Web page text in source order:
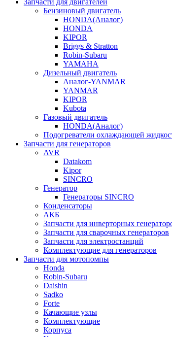
Запчасти для двигателей
Бензиновый двигатель
HONDA(Aналог)
HONDA
KIPOR
Briggs & Stratton
Robin-Subaru
YAMAHA
Дизельный двигатель
Аналог-YANMAR
YANMAR
KIPOR
Kubota
Газовый двигатель
HONDA(Aналог)
Подогреватели охлаждающей
Запчасти для генераторов
AVR
Datakom
Kipor
SINCRO
Генератор
Генераторы SINCRO
Конденсаторы
АКБ
Запчасти для инверторных
Запчасти для сварочных генераторов
Запчасти для электростанций
Комплектующие для генераторов
Запчасти для мотопомпы
Honda
Robin-Subaru
Daishin
Sadko
Forte
Качающие узлы
Комплектующие
Корпуса